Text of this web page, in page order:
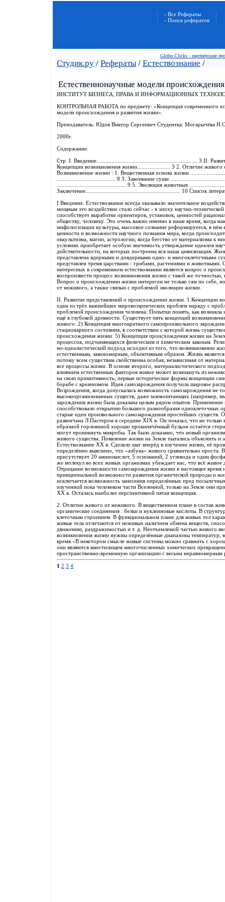
- Все Рефераты
- Поиск рефератов
Globo Clicks - партнерские
Студик.ру / Рефераты / Естествознание /
Естественнонаучные модели происхождения
ИНСТИТУТ БИЗНЕСА, ПРАВА И ИНФОРМАЦИОННЫХ
КОНТРОЛЬНАЯ РАБОТА по предмету: «Концепция современного
модели происхождения и развития жизни».
Преподаватель: Юдов Виктор Сергеевич Студентка: Могарычёва
2000г.
Содержание.
Стр. I. Введение................................................................... 3 II.
Концепции возникновения жизни...................... 3 2. Отличие
Возникновение жизни : 1. Вещественная основа жизни
....................................... 8 3. Завоевание суши
.............................................. 9 5. Эволюция животных
Заключение............................................................... 10 Список
I Введение. Естествознание всегда оказывало значительное
мощным это воздействие стало сейчас - в эпоху научно-
способствует выработке ориентиров, установок, ценностей
обществу, человеку. Это очень важно именно в наше время, когда
мифологизации культуры, массовое сознание реформируется, в нём
ценности и возможности научного познания мира, когда
оккультизма, магии, астрологии; когда бегство от материализма к
условиях приобретает особую значимость утверждение идеалов
действительности, на которых построена вся наша цивилизация.
представлена ядерными и доядерными одно- и многоклеточными
представлен тремя царствами - грибами, растениями и
интересных в современном естествознании является вопрос о
воспроизвести процесс возникновения жизни с такой же точностью,
Вопрос о происхождении жизни интересен не только сам по себе,
от неживого, а также связью с проблемой эволюции жизни.
II. Развитие представлений о происхождении жизни. 1.Концепции
одна из трёх важнейших мировоззренческих проблем наряду с
проблемой происхождения человека. Попытки понять, как
ещё в глубокой древности. Существует пять концепций
живого. 2) Концепция многократного самопроизвольного
стационарного состояния, в соответствии с которой жизнь
происхождения жизни. 5) Концепция происхождения жизни на
процессов, подчиняющихся физическим и химическим законам.
но-идеалистический подход исходил из того, что возникновение
естественным, закономерным, объективным образом. Жизнь
потому всем существам свойственна особая, независимая от
все процессы жизни. В основе второго, материалистического
влиянием естественных факторов живое может возникнуть из
на свою примитивность, первые исторические формы концепции
борьбе с креанизмом. Идея самозарождения получила широкое
Возрождения, когда допускалась возможность самозарождения не
высокоорганизованных существ, даже млекопитающих (например,
зарождения жизни была доказана целым рядом опытов. Применение
способствовало открытию большого разнообразия одноклеточных
старые идеи произвольного самозарождения простейших существ.
развенчана Л.Пастером в середине XIX в. Он показал, что не только
образной горловиной хорошо прокипячённый бульон остаётся
могут проникнуть микробы. Так было доказано, что новый
живого существа. Появление жизни на Земле пытались объяснить и
Естествознание XX в. Сделало шаг вперёд в изучении жизни, её
определённо выяснено, что «азбука» живого сравнительно
присутствует 20 аминокислот, 5 оснований, 2 углевода и один
же молекул во всех живых организмах убеждает нас, что всё
Отрицание возможности самозарождения жизни в настоящее время
принципиальной возможности развития органической природы и
исключается возможность занесения определённых пред
изученной пока человеком части Вселенной, только на Земле они
XX в. Осталась наиболее перспективной пятая концепция.
2. Отличие живого от неживого. В вещественном плане в состав
органические соединения : белки и нуклеиновые кислоты. В
клеточным строением. В функциональном плане для живых тел
живые тела отличаются от неживых наличием обмена веществ,
движению, раздражимостью и т. д. Неотъемлемой частью живого
возникновения жизни нужны определённые диапазоны температур,
время.«В некотором смысле живые системы можно сравнить с
они являются вместилищем многочисленных химических
пространственно-временную организацию с весьма неравномерным
1 2 3 4